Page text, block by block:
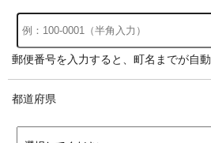
郵便番号を入力すると、町名までが自動
都道府県